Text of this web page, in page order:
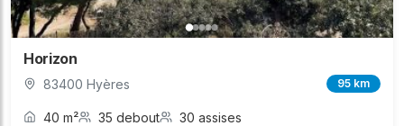
Horizon
83400 Hyères 95 km
40 m² 35 debout 30 assises